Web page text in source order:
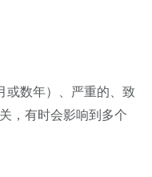
数年）、严重的、致
，有时会影响到多个